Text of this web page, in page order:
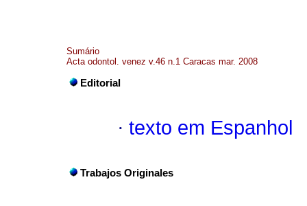
Sumário
Acta odontol. venez v.46 n.1 Caracas mar. 2008
Editorial
· texto em Espanhol
Trabajos Originales